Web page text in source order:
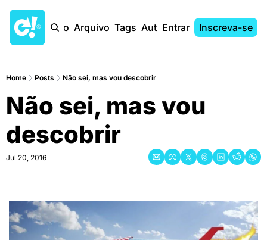
Início Arquivo Tags AutoresEntrar Inscreva-se
Home Posts Não sei, mas vou descobrir
Não sei, mas vou
descobrir
Jul 20, 2016